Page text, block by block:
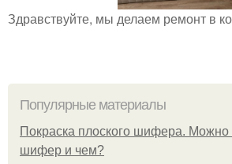
Здравствуйте, мы делаем ремонт в
Популярные материалы
Покраска плоского шифера. Можно
шифер и чем?